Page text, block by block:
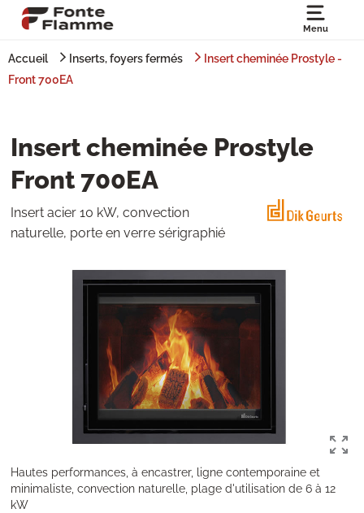
Menu
Accueil Inserts, foyers fermés
Insert cheminée Prostyle -
Front 700EA
Insert cheminée Prostyle
Front 700EA
Insert acier 10 kW, convection
naturelle, porte en verre sérigraphié
Hautes performances, à encastrer, ligne contemporaine et
minimaliste, convection naturelle, plage d'utilisation de 6 à 12
kW